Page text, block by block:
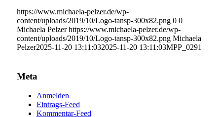
https://www.michaela-pelzer.de/wp-
content/uploads/2019/10/Logo-tansp-300x82.png 0 0
Michaela Pelzer https://www.michaela-pelzer.de/wp-
content/uploads/2019/10/Logo-tansp-300x82.png Michaela
Pelzer2025-11-20 13:11:032025-11-20 13:11:03MPP_0291
Meta
Anmelden
Eintrags-Feed
Kommentar-Feed